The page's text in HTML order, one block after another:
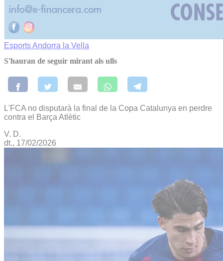
EsportsAndorra la Vella
S'hauran de seguir mirant als ulls
L'FCA no disputarà la final de la Copa Catalunya en perdre
contra el Barça Atlètic
V. D.
dt., 17/02/2026